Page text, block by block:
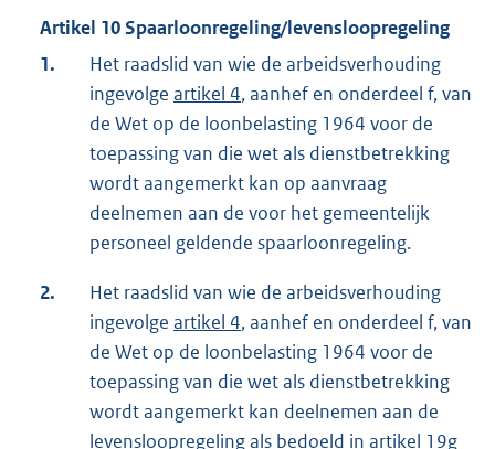
Artikel 10 Spaarloonregeling/levensloopregeling
1.
Het raadslid van wie de arbeidsverhouding
ingevolge artikel 4, aanhef en onderdeel f, van
de Wet op de loonbelasting 1964 voor de
toepassing van die wet als dienstbetrekking
wordt aangemerkt kan op aanvraag
deelnemen aan de voor het gemeentelijk
personeel geldende spaarloonregeling.
2.
Het raadslid van wie de arbeidsverhouding
ingevolge artikel 4, aanhef en onderdeel f, van
de Wet op de loonbelasting 1964 voor de
toepassing van die wet als dienstbetrekking
wordt aangemerkt kan deelnemen aan de
levensloopregeling als bedoeld in artikel 19g